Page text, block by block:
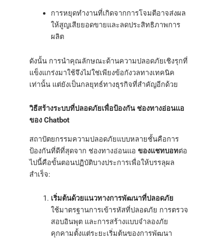
การหยุดทำงานที่เกิดจากการโจมตีอาจส่งผล
ให้สูญเสียยอดขายและลดประสิทธิภาพการ
ผลิต
ดังนั้น การนำคุณลักษณะด้านความปลอดภัยเชิงรุกที่
แข็งแกร่งมาใช้จึงไม่ใช่เพียงข้อกังวลทางเทคนิค
เท่านั้น แต่ยังเป็นกลยุทธ์ทางธุรกิจที่สำคัญอีกด้วย
วิธีสร้างระบบที่ปลอดภัยเพื่อป้องกัน ช่องทางอ่อนแอ
ของ Chatbot
สถาปัตยกรรมความปลอดภัยแบบหลายชั้นคือการ
ป้องกันที่ดีที่สุดจาก ช่องทางอ่อนแอ ของแชทบอทต่อ
ไปนี้คือขั้นตอนปฏิบัติบางประการเพื่อให้บรรลุผล
สำเร็จ:
เริ่มต้นด้วยแนวทางการพัฒนาที่ปลอดภัย
ใช้มาตรฐานการเข้ารหัสที่ปลอดภัย การตรวจ
สอบอินพุต และการสร้างแบบจำลองภัย
คุกคามตั้งแต่ระยะเริ่มต้นของการพัฒนา